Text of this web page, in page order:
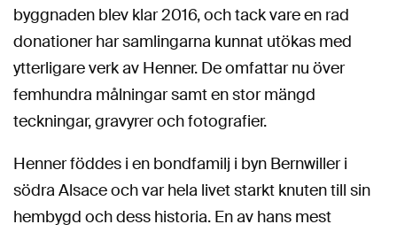
byggnaden blev klar 2016, och tack vare en rad
donationer har samlingarna kunnat utökas med
ytterligare verk av Henner. De omfattar nu över
femhundra målningar samt en stor mängd
teckningar, gravyrer och fotografier.
Henner föddes i en bondfamilj i byn Bernwiller i
södra Alsace och var hela livet starkt knuten till sin
hembygd och dess historia. En av hans mest